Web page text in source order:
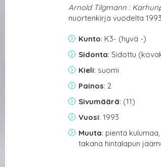
Arnold Tilgmann :
nuortenkirja vuodelta 1993
Kunto: K3- (hyvä -)
Sidonta: Sidottu
Kieli: suomi
Painos: 2
Sivumäärä: (11)
Vuosi: 1993
Muuta: pientä
takana hintalapun